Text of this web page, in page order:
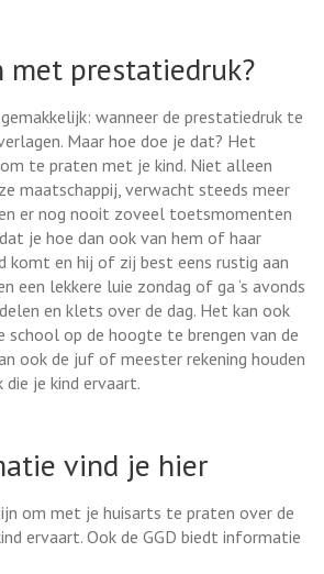
met prestatiedruk?
wanneer de prestatiedruk te
Maar hoe doe je dat? Het
te praten met je kind. Niet alleen
maatschappij, verwacht steeds meer
er nog nooit zoveel toetsmomenten
je hoe dan ook van hem of haar
komt en hij of zij best eens rustig aan
een lekkere luie zondag of ga ‘s avonds
en klets over de dag. Het kan ook
school op de hoogte te brengen van de
ook de juf of meester rekening houden
je kind ervaart.
vind je hier
om met je huisarts te praten over de
ervaart. Ook de GGD biedt informatie